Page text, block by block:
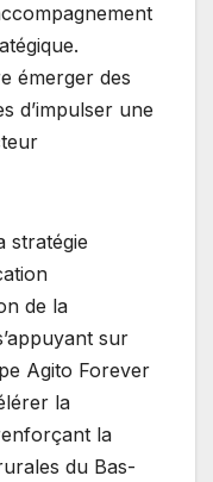
émerger des
d’impulser une
stratégie
de la
sur
Agito Forever
la
la
du Bas-